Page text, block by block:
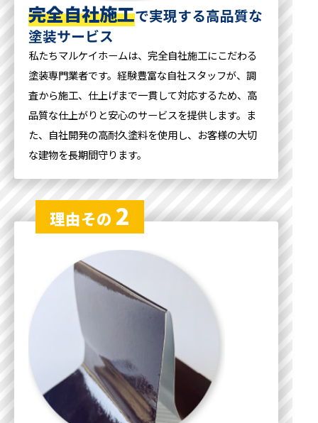
完全自社施工で実現する高品質な
塗装サービス
私たちマルケイホームは、完全自社施工にこだわる
塗装専門業者です。経験豊富な自社スタッフが、調
査から施工、仕上げまで一貫して対応するため、高
品質な仕上がりと安心のサービスを提供します。ま
た、自社開発の高耐久塗料を使用し、お客様の大切
な建物を長期間守ります。
理由その 2